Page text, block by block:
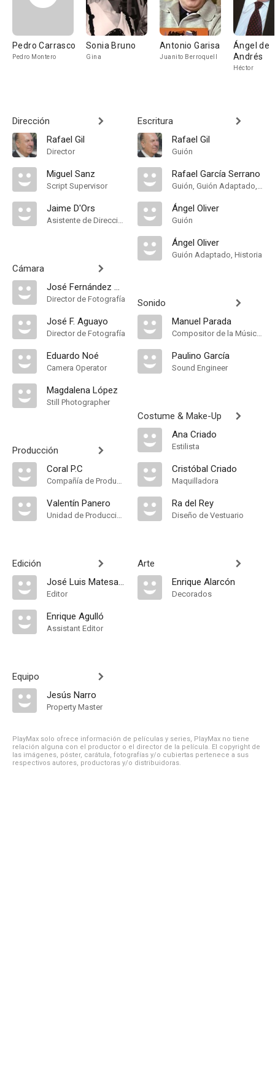
Pedro Carrasco
Pedro Montero
Sonia Bruno
Gina
Antonio Garisa
Juanito Berroquell
Ángel de
Andrés
Héctor
Dirección
Rafael Gil
Director
Miguel Sanz
Script Supervisor
Jaime D'Ors
Asistente de Dirección
Cámara
José Fernández Aguayo
Director de Fotografía
José F. Aguayo
Director de Fotografía
Eduardo Noé
Camera Operator
Magdalena López
Still Photographer
Producción
Coral P.C
Compañía de Produccion
Valentín Panero
Unidad de Producción
Edición
José Luis Matesanz
Editor
Enrique Agulló
Assistant Editor
Equipo
Jesús Narro
Property Master
Escritura
Rafael Gil
Guión
Rafael García Serrano
Guión, Guión Adaptado, Historia
Ángel Oliver
Guión
Ángel Oliver
Guión Adaptado, Historia
Sonido
Manuel Parada
Compositor de la Música Original
Paulino García
Sound Engineer
Costume & Make-Up
Ana Criado
Estilista
Cristóbal Criado
Maquilladora
Ra del Rey
Diseño de Vestuario
Arte
Enrique Alarcón
Decorados
PlayMax solo ofrece información de películas y series, PlayMax no tiene
relación alguna con el productor o el director de la película. El copyright de
las imágenes, póster, carátula, fotografías y/o cubiertas pertenece a sus
respectivos autores, productoras y/o distribuidoras.